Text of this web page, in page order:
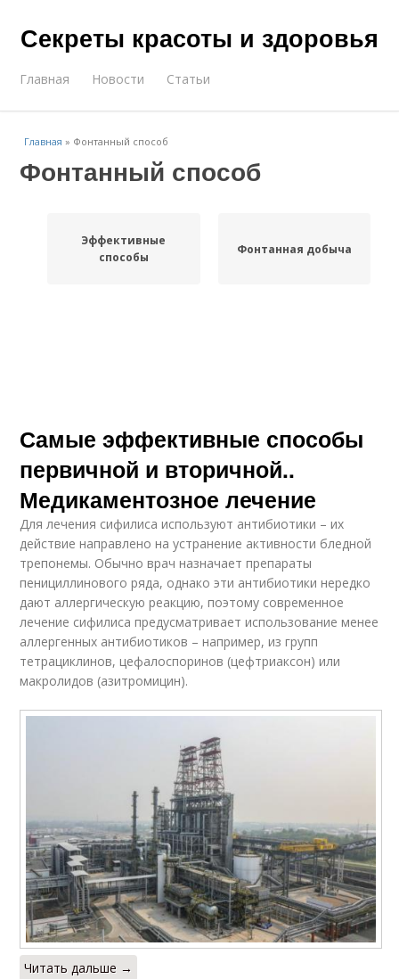
Секреты красоты и здоровья
Главная Новости Статьи
Главная » Фонтанный способ
Фонтанный способ
Эффективные
способы
Фонтанная добыча
Самые эффективные способы
первичной и вторичной..
Медикаментозное лечение
Для лечения сифилиса используют антибиотики – их
действие направлено на устранение активности бледной
трепонемы. Обычно врач назначает препараты
пенициллинового ряда, однако эти антибиотики нередко
дают аллергическую реакцию, поэтому современное
лечение сифилиса предусматривает использование менее
аллергенных антибиотиков – например, из групп
тетрациклинов, цефалоспоринов (цефтриаксон) или
макролидов (азитромицин).
Читать дальше →